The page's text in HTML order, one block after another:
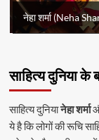
नेहा शर्मा (Neha
साहित्य दुनिया के
साहित्य दुनियानेहा शर्मा
ये है कि लोगों की रूचि